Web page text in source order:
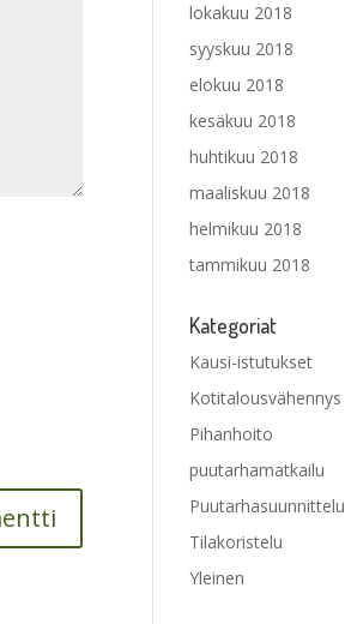
lokakuu 2018
syyskuu 2018
elokuu 2018
kesäkuu 2018
huhtikuu 2018
maaliskuu 2018
helmikuu 2018
tammikuu 2018
Kategoriat
Kausi-istutukset
Kotitalousvähennys
Pihanhoito
puutarhamatkailu
Puutarhasuunnittelu
Tilakoristelu
Yleinen